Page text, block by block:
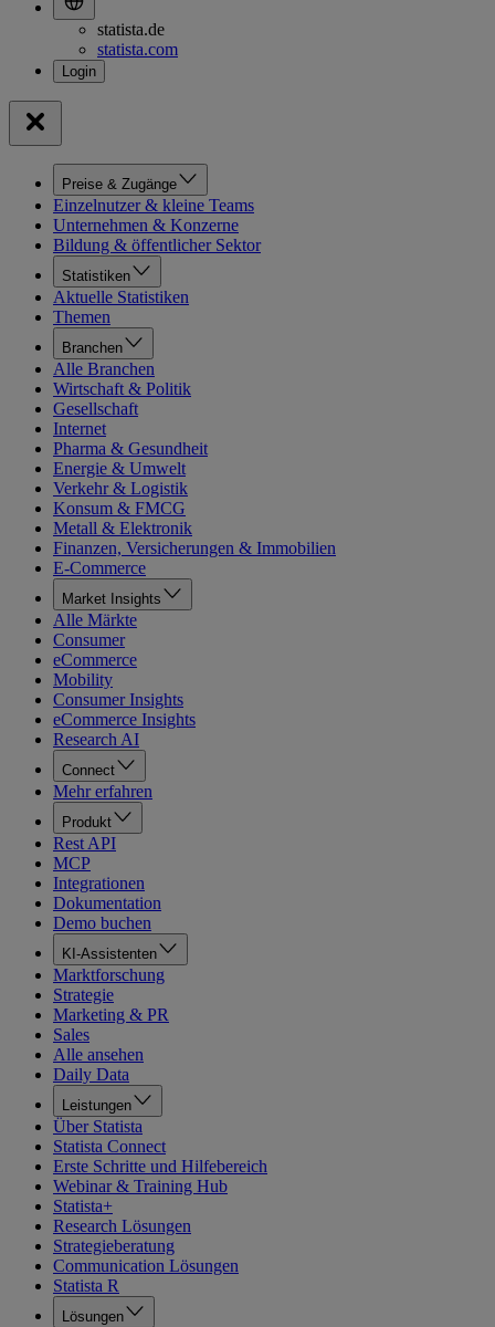
statista.de
statista.com
Preise & Zugänge
Einzelnutzer & kleine Teams
Unternehmen & Konzerne
Bildung & öffentlicher Sektor
Statistiken
Aktuelle Statistiken
Themen
Branchen
Alle Branchen
Wirtschaft & Politik
Gesellschaft
Internet
Pharma & Gesundheit
Energie & Umwelt
Verkehr & Logistik
Konsum & FMCG
Metall & Elektronik
Finanzen, Versicherungen & Immobilien
E-Commerce
Market Insights
Alle Märkte
Consumer
eCommerce
Mobility
Consumer Insights
eCommerce Insights
Research AI
Connect
Mehr erfahren
Produkt
Rest API
MCP
Integrationen
Dokumentation
Demo buchen
KI-Assistenten
Marktforschung
Strategie
Marketing & PR
Sales
Alle ansehen
Daily Data
Leistungen
Über Statista
Statista Connect
Erste Schritte und Hilfebereich
Webinar & Training Hub
Statista+
Research Lösungen
Strategieberatung
Communication Lösungen
Statista R
Lösungen